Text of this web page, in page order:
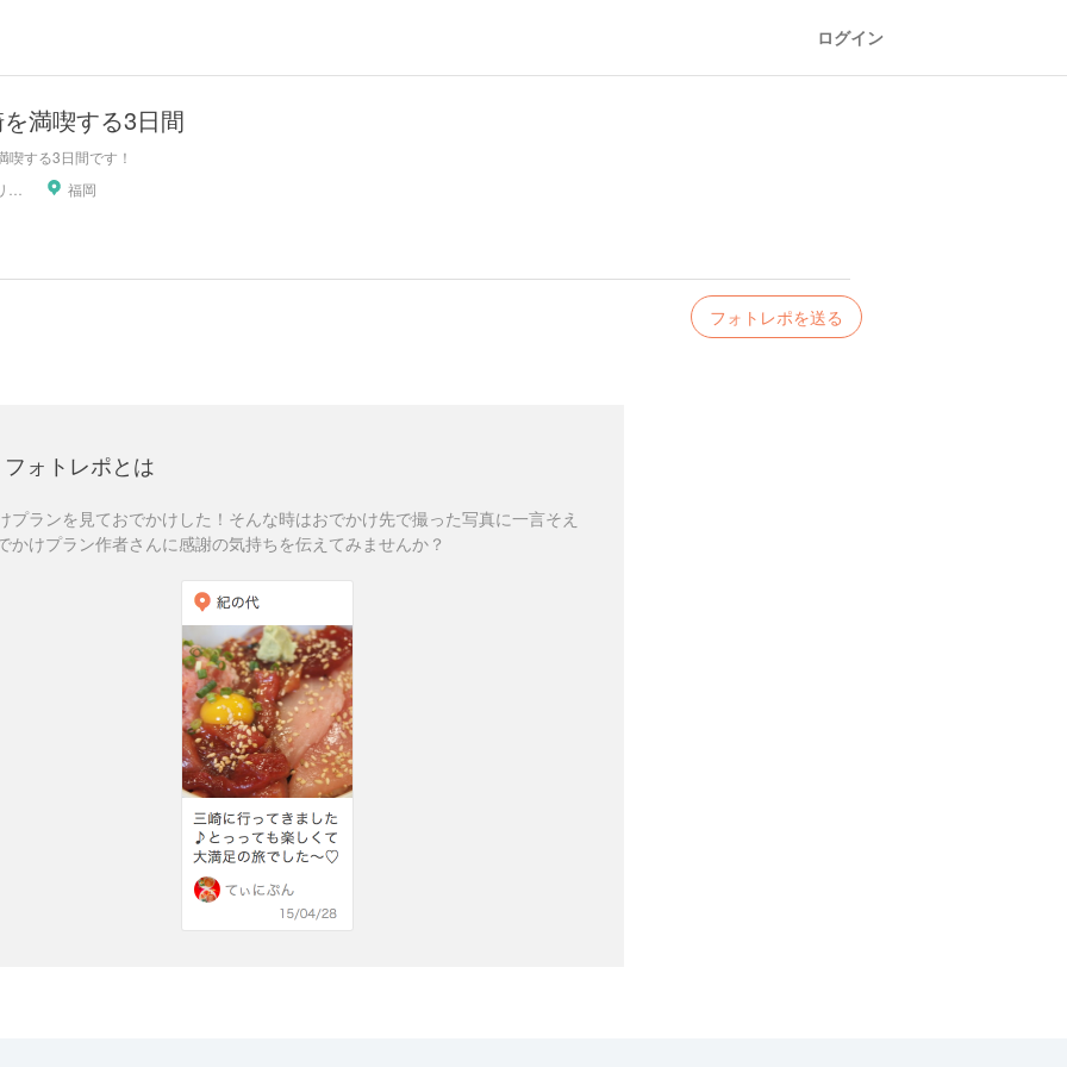
ログイン
満喫する3日間
喫する3日間です！
福岡
フォトレポを送る
フォトレポとは
プランを見ておでかけした！そんな時はおでかけ先で撮った写真に一言そえ
かけプラン作者さんに感謝の気持ちを伝えてみませんか？